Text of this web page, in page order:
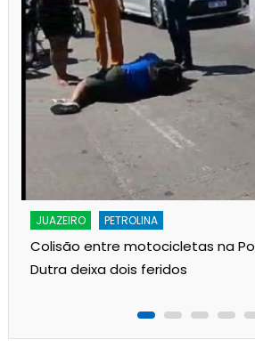
JUAZEIRO PETROLINA
Colisão entre motocicletas na
Dutra deixa dois feridos